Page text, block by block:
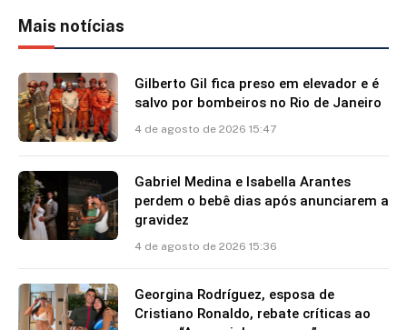
Mais notícias
Gilberto Gil fica preso em elevador e é
salvo por bombeiros no Rio de Janeiro
4 de agosto de 2026 15:47
Gabriel Medina e Isabella Arantes
perdem o bebê dias após anunciarem a
gravidez
4 de agosto de 2026 15:36
Georgina Rodríguez, esposa de
Cristiano Ronaldo, rebate críticas ao